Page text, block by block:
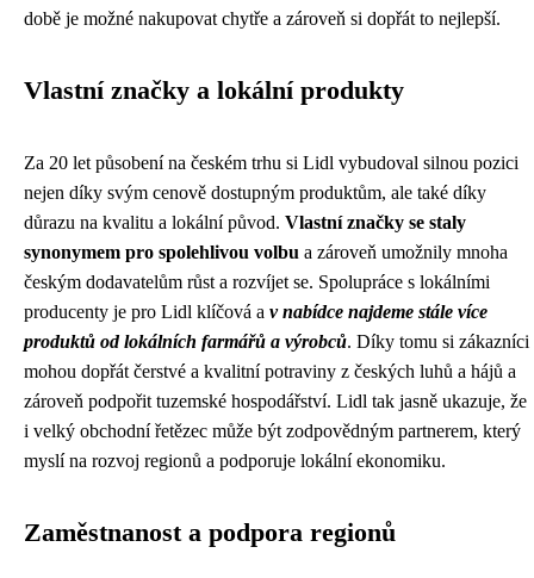
době je možné nakupovat chytře a zároveň si dopřát to nejlepší.
Vlastní značky a lokální produkty
Za 20 let působení na českém trhu si Lidl vybudoval silnou pozici
nejen díky svým cenově dostupným produktům, ale také díky
důrazu na kvalitu a lokální původ. Vlastní značky se staly
synonymem pro spolehlivou volbu a zároveň umožnily mnoha
českým dodavatelům růst a rozvíjet se. Spolupráce s lokálními
producenty je pro Lidl klíčová a v nabídce najdeme stále více
produktů od lokálních farmářů a výrobců. Díky tomu si zákazníci
mohou dopřát čerstvé a kvalitní potraviny z českých luhů a hájů a
zároveň podpořit tuzemské hospodářství. Lidl tak jasně ukazuje, že
i velký obchodní řetězec může být zodpovědným partnerem, který
myslí na rozvoj regionů a podporuje lokální ekonomiku.
Zaměstnanost a podpora regionů